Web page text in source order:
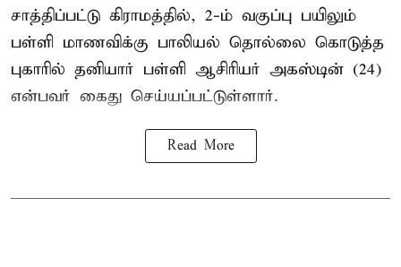
சாத்திப்பட்டு கிராமத்தில், 2-ம் வகுப்பு பயிலும்
பள்ளி மாணவிக்கு பாலியல் தொல்லை கொடுத்த
புகாரில் தனியார் பள்ளி ஆசிரியர் அகஸ்டின் (24)
என்பவர் கைது செய்யப்பட்டுள்ளார்.
Read More